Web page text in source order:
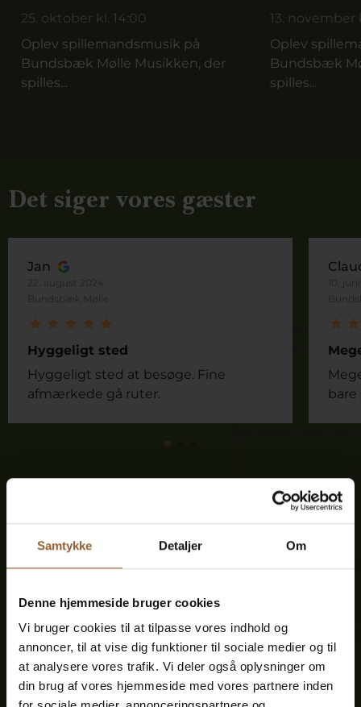
Samtykke Detaljer Om
Denne hjemmeside bruger cookies
Vi bruger cookies til at tilpasse vores indhold og
annoncer, til at vise dig funktioner til sociale medier og til
at analysere vores trafik. Vi deler også oplysninger om
din brug af vores hjemmeside med vores partnere inden
25. oktober kl. 14:00
Oplev spillemandsmusik på
Bundsbæk Mølle Musikken, der
spilles...
13. november
Oplev
Bundsbæk
spilles...
Det siger vores gæster
Jan
Bundsbæk Mølle
Hyggeligt sted
Hyggeligt sted at besøge. Fine
afmærkede gå ruter.
bare
Spar penge – køb fordelskort
Platin
699 KR
12 måneders fri adgang til alle vores